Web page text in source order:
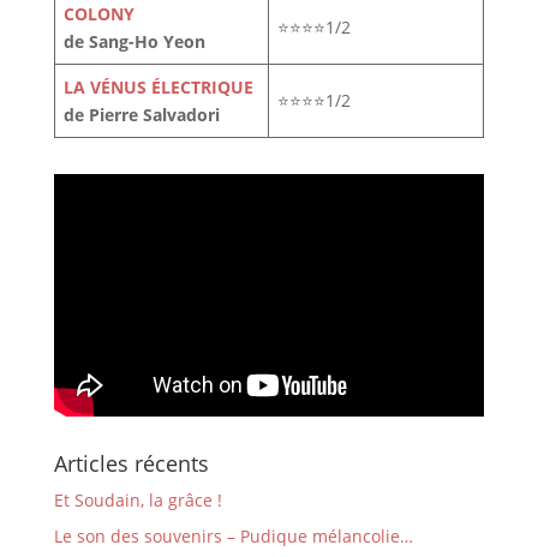
COLONY
de Sang-Ho Yeon
⭐⭐⭐⭐1/2
LA VÉNUS ÉLECTRIQUE
de Pierre Salvadori
⭐⭐⭐⭐1/2
Articles récents
Et Soudain, la grâce !
Le son des souvenirs – Pudique mélancolie…